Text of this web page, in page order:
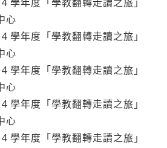
心
學年度「學教翻轉走讀之旅」
心
學年度「學教翻轉走讀之旅」
心
學年度「學教翻轉走讀之旅」
心
學年度「學教翻轉走讀之旅」